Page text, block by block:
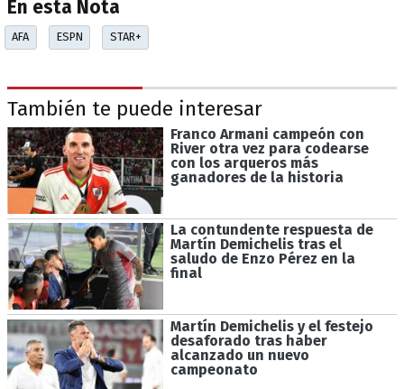
En esta Nota
AFA ESPN STAR+
También te puede interesar
Franco Armani campeón con
River otra vez para codearse
con los arqueros más
ganadores de la historia
La contundente respuesta de
Martín Demichelis tras el
saludo de Enzo Pérez en la
final
Martín Demichelis y el festejo
desaforado tras haber
alcanzado un nuevo
campeonato